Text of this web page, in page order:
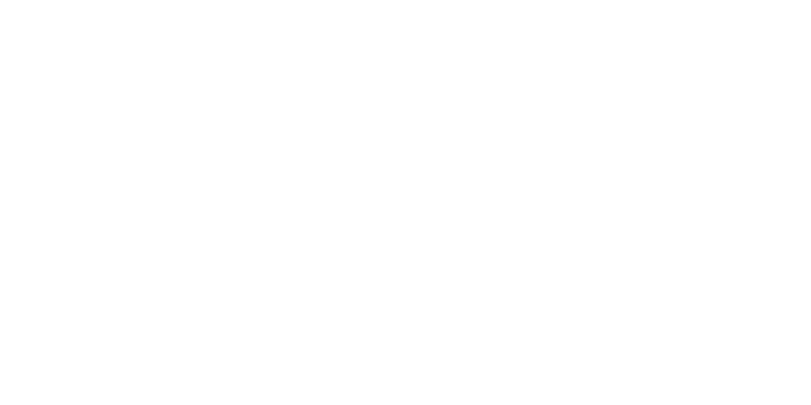
75Hz VA - PMG215FD75